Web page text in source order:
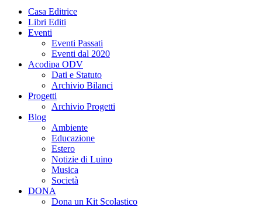
Casa Editrice
Libri Editi
Eventi
Eventi Passati
Eventi dal 2020
Acodipa ODV
Dati e Statuto
Archivio Bilanci
Progetti
Archivio Progetti
Blog
Ambiente
Educazione
Estero
Notizie di Luino
Musica
Società
DONA
Dona un Kit Scolastico